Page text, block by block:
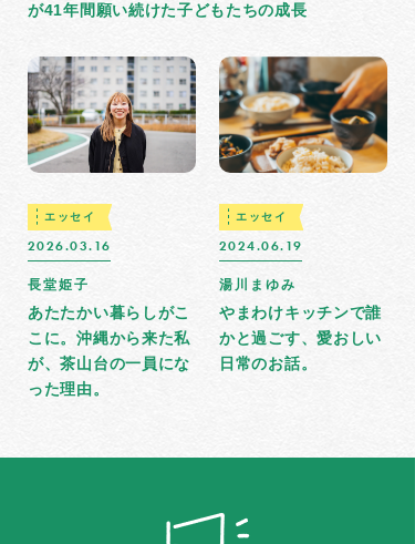
が41年間願い続けた子どもたちの成長
エッセイ
2026.03.16
長堂姫子
あたたかい暮らしがこ
こに。沖縄から来た私
が、茶山台の一員にな
った理由。
エッセイ
2024.06.19
湯川まゆみ
やまわけキッチンで誰
かと過ごす、愛おしい
日常のお話。